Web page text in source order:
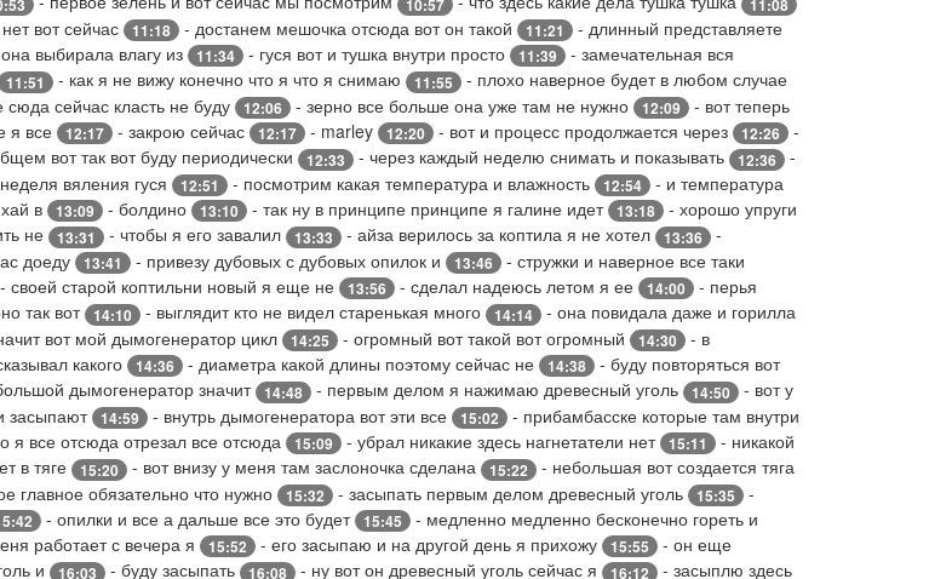
вот сейчас 11:18 - достанем мешочка отсюда вот он такой 11:21
- длинный представляете
выбирала влагу из 11:34 - гуся вот и тушка внутри просто 11:39
- замечательная вся
11:51 - как я не вижу конечно что я что я снимаю 11:55 - плохо наверное будет в любом случае
сюда сейчас класть не буду 12:06 - зерно все больше она уже там не нужно 12:09
- вот теперь
я все 12:17 - закрою сейчас 12:17 - marley 12:20 - вот и процесс продолжается через 12:26
-
вот так вот буду периодически 12:33 - через каждый неделю снимать и показывать 12:36
-
вяления гуся 12:51 - посмотрим какая температура и влажность 12:54
- и температура
в 13:09 - болдино 13:10 - так ну в принципе принципе я галине идет 13:18
- хорошо упруги
не 13:31 - чтобы я его завалил 13:33 - айза верилось за коптила я не хотел 13:36
-
доеду 13:41 - привезу дубовых с дубовых опилок и 13:46
- стружки и наверное все таки
- своей старой коптильни новый я еще не 13:56 - сделал надеюсь летом я ее 14:00
- перья
так вот 14:10 - выглядит кто не видел старенькая много 14:14
- она повидала даже и горилла
вот мой дымогенератор цикл 14:25 - огромный вот такой вот огромный 14:30
- в
какого 14:36 - диаметра какой длины поэтому сейчас не 14:38
- буду повторяться вот
дымогенератор значит 14:48 - первым делом я нажимаю древесный уголь 14:50
- вот у
засыпают 14:59 - внутрь дымогенератора вот эти все 15:02
- прибамбасске которые там внутри
я все отсюда отрезал все отсюда 15:09 - убрал никакие здесь нагнетатели нет 15:11
- никакой
в тяге 15:20 - вот внизу у меня там заслоночка сделана 15:22
- небольшая вот создается тяга
главное обязательно что нужно 15:32 - засыпать первым делом древесный уголь 15:35
-
- опилки и все а дальше все это будет 15:45 - медленно медленно бесконечно гореть и
работает с вечера я 15:52 - его засыпаю и на другой день я прихожу 15:55
- он еще
и 16:03 - буду засыпать 16:08 - ну вот он древесный уголь сейчас я 16:12
- засыплю здесь